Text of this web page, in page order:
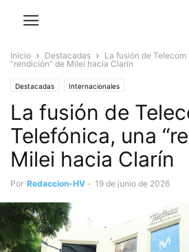
Inicio Destacadas
La fusión de
“rendición” de Milei hacia Clarín
Destacadas Internacionales
La fusión de
Telefónica, una
Milei hacia Clarín
Por Redaccion-HV - 19 de junio de 2026